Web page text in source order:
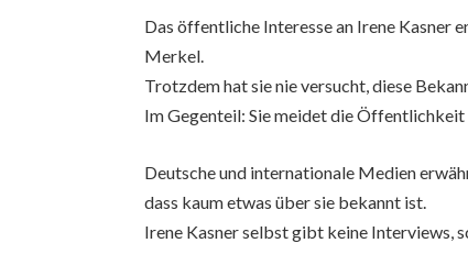
Das öffentliche Interesse an Irene Kasner
Merkel.
Trotzdem hat sie nie versucht, diese
Im Gegenteil: Sie meidet die Öffentlichkeit
Deutsche und internationale Medien
dass kaum etwas über sie bekannt ist.
Irene Kasner selbst gibt keine Interviews,